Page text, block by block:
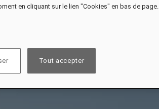
en cliquant sur le lien "Cookies" en bas de page.
Tout accepter